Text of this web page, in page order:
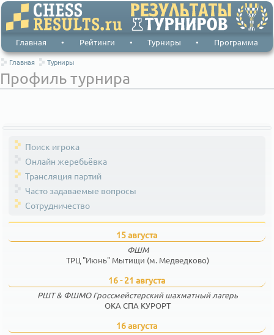
Главная • Рейтинги • Турниры • Программа
Главная Турниры
Профиль турнира
Поиск игрока
Онлайн жеребьёвка
Трансляция партий
Часто задаваемые вопросы
Сотрудничество
15 августа
ФШМ
ТРЦ "Июнь" Мытищи (м. Медведково)
16 - 21 августа
РШТ & ФШМО Гроссмейстерский шахматный лагерь
ОКА СПА КУРОРТ
16 августа